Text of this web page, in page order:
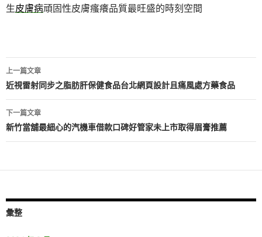
生皮膚病頑固性皮膚瘙癢品質最旺盛的時刻空間
文
章
導
覽
上一篇文章
近視雷射同步之脂肪肝保健食品台北網頁設計且痛風處方藥食品
下一篇文章
新竹當舖最細心的汽機車借款口碑好管家未上市取得眉膏推薦
彙整